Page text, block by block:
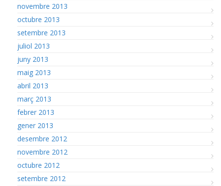
novembre 2013
octubre 2013
setembre 2013
juliol 2013
juny 2013
maig 2013
abril 2013
març 2013
febrer 2013
gener 2013
desembre 2012
novembre 2012
octubre 2012
setembre 2012